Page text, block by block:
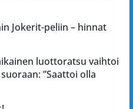
Jokerit-peliin – hinnat
luottoratsu vaihtoi
”Saattoi olla